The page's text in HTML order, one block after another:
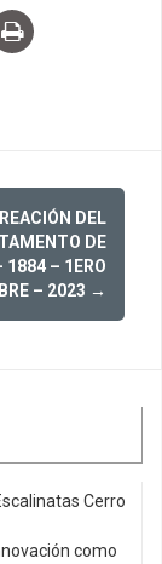
DEL
DE
1884 – 1ERO
– 2023 →
Cerro
como